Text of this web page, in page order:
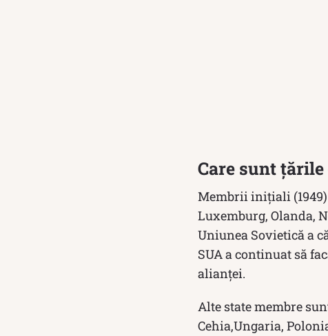
Care sunt țările
Membrii inițiali (1949)
Luxemburg, Olanda,
Uniunea Sovietică a
SUA a continuat să
alianței.
Alte state membre
Cehia,Ungaria,